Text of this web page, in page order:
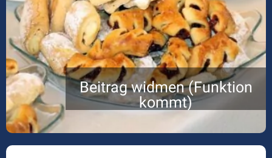
Beitrag widmen (Funktion
kommt)